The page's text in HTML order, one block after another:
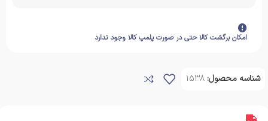
امکان برگشت کالا حتی در صورت پلمپ کالا وجود ندارد
شناسه محصول: 1538